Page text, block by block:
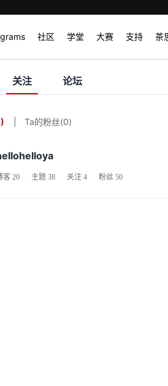
社区 学堂 大赛 支持 茶
关注 论坛
Ta的粉丝(0)
客 20 主题 38 关注 4 粉丝 50